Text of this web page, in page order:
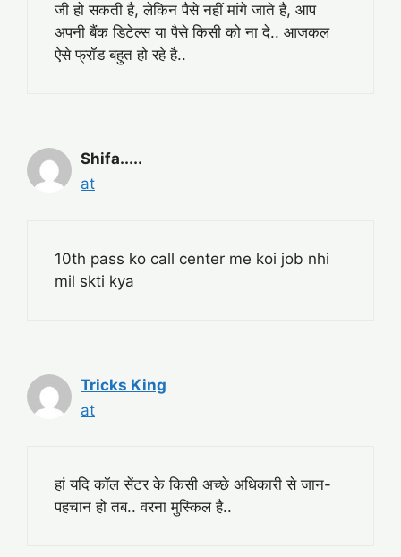
जी हो सकती है, लेकिन पैसे नहीं मांगे जाते है, आप
अपनी बैंक डिटेल्स या पैसे किसी को ना दे.. आजकल
ऐसे फ्रॉड बहुत हो रहे है..
Shifa.....
at
10th pass ko call center me koi job nhi
mil skti kya
Tricks King
at
हां यदि कॉल सेंटर के किसी अच्छे अधिकारी से जान-
पहचान हो तब.. वरना मुस्किल है..